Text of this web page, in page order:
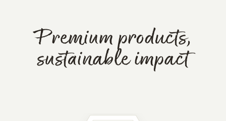
Premium products,
sustainable impact